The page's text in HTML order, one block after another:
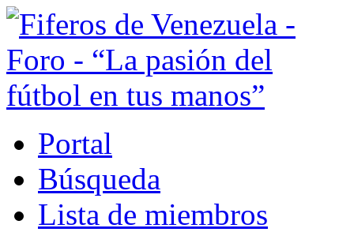
Portal
Búsqueda
Lista de miembros